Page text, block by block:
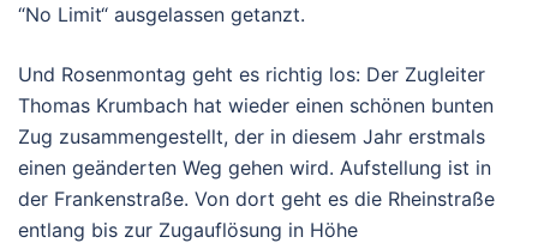
“No Limit“ ausgelassen getanzt.
Und Rosenmontag geht es richtig los: Der Zugleiter
Thomas Krumbach hat wieder einen schönen bunten
Zug zusammengestellt, der in diesem Jahr erstmals
einen geänderten Weg gehen wird. Aufstellung ist in
der Frankenstraße. Von dort geht es die Rheinstraße
entlang bis zur Zugauflösung in Höhe